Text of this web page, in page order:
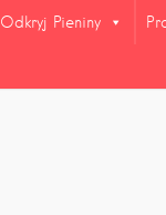
Odkryj Pieniny